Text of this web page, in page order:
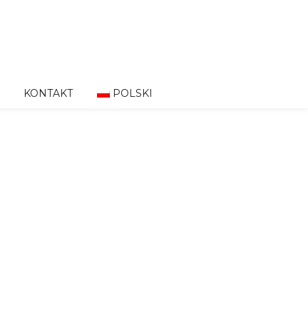
KONTAKT POLSKI